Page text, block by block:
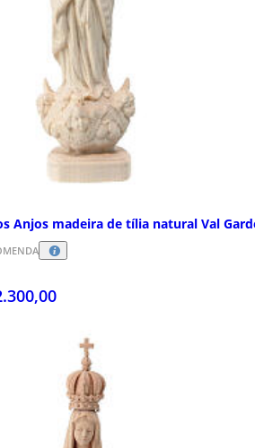
Anjos madeira de tília natural Val